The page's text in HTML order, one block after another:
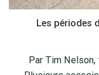
Les périodes
Par Tim